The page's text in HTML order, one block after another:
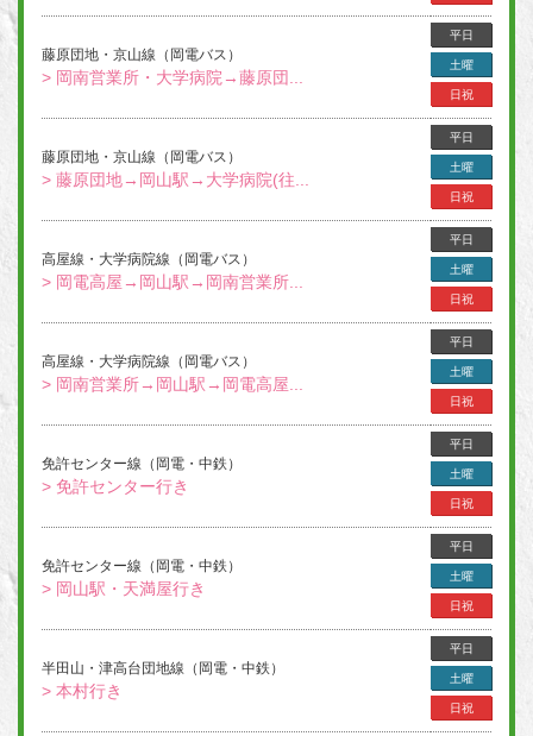
藤原団地・京山線（岡電バス）
> 岡南営業所・大学病院→藤原団...
平日
土曜
日祝
藤原団地・京山線（岡電バス）
> 藤原団地→岡山駅→大学病院(往...
平日
土曜
日祝
高屋線・大学病院線（岡電バス）
> 岡電高屋→岡山駅→岡南営業所...
平日
土曜
日祝
高屋線・大学病院線（岡電バス）
> 岡南営業所→岡山駅→岡電高屋...
平日
土曜
日祝
免許センター線（岡電・中鉄）
> 免許センター行き
平日
土曜
日祝
免許センター線（岡電・中鉄）
> 岡山駅・天満屋行き
平日
土曜
日祝
半田山・津高台団地線（岡電・中鉄）
> 本村行き
平日
土曜
日祝